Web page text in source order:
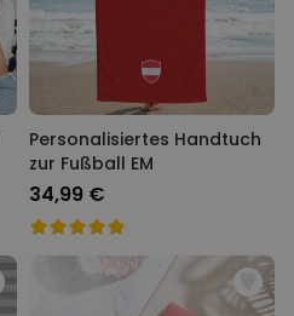
Personalisiertes Handtuch
zur Fußball EM
34,99 €